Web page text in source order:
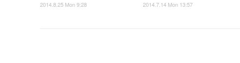
2014.8.25 Mon 9:28 2014.7.14 Mon 13:57